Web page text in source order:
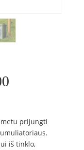
metu prijungti
iš tinklo,